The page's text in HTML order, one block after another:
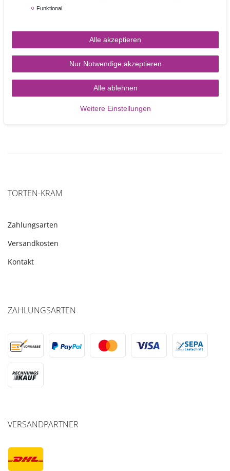
Cake Drum rund 22,9 cm
In den Warenkorb
TORTEN-KRAM
Zahlungsarten
Versandkosten
Kontakt
ZAHLUNGSARTEN
VERSANDPARTNER
Funktional
Alle akzeptieren
Nur Notwendige akzeptieren
Alle ablehnen
Weitere Einstellungen